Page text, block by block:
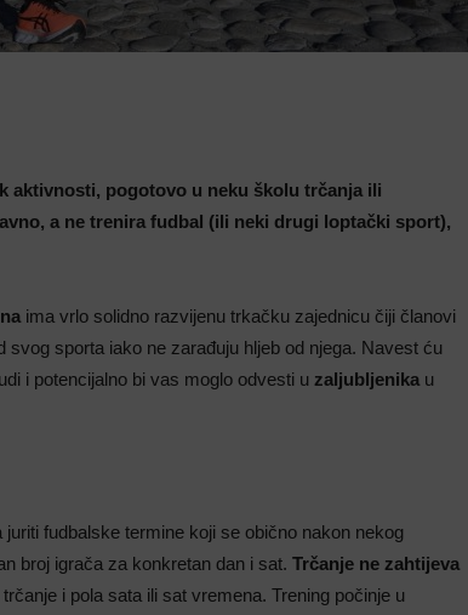
aktivnosti, pogotovo u neku školu trčanja ili
a ne trenira fudbal (ili neki drugi loptački sport),
ima vrlo solidno razvijenu trkačku zajednicu čiji članovi
sporta iako ne zarađuju hljeb od njega. Navest ću
i potencijalno bi vas moglo odvesti u zaljubljenika u
fudbalske termine koji se obično nakon nekog
broj igrača za konkretan dan i sat. Trčanje ne zahtijeva
i pola sata ili sat vremena. Trening počinje u